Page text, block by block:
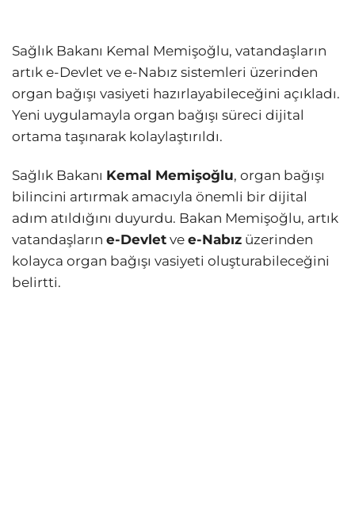
Sağlık Bakanı Kemal Memişoğlu, vatandaşların
artık e-Devlet ve e-Nabız sistemleri üzerinden
organ bağışı vasiyeti hazırlayabileceğini açıkladı.
Yeni uygulamayla organ bağışı süreci dijital
ortama taşınarak kolaylaştırıldı.
Sağlık Bakanı Kemal Memişoğlu, organ bağışı
bilincini artırmak amacıyla önemli bir dijital
adım atıldığını duyurdu. Bakan Memişoğlu, artık
vatandaşların e-Devlet ve e-Nabız üzerinden
kolayca organ bağışı vasiyeti oluşturabileceğini
belirtti.